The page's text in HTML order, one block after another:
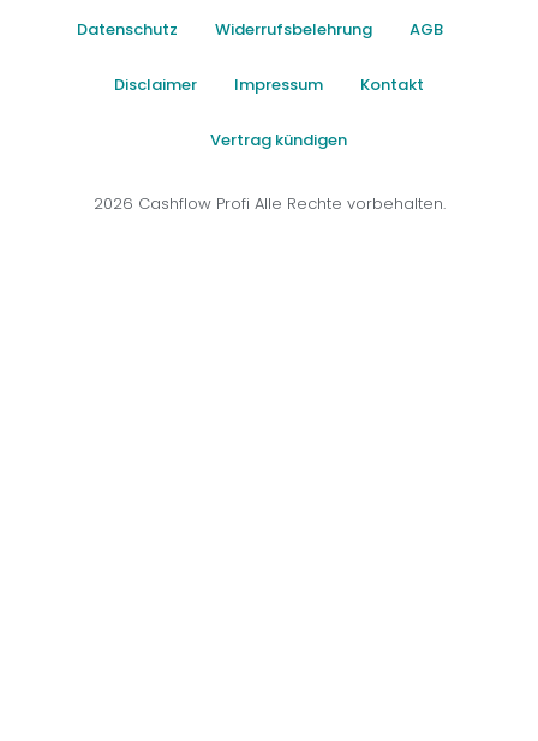
Datenschutz Widerrufsbelehrung AGB
Disclaimer Impressum Kontakt
Vertrag kündigen
2026 Cashflow Profi Alle Rechte vorbehalten.